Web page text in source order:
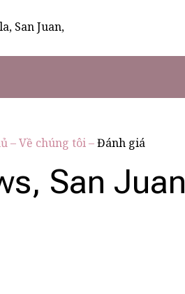
San Juan,
–Về chúng tôi–Đánh giá
San Juan